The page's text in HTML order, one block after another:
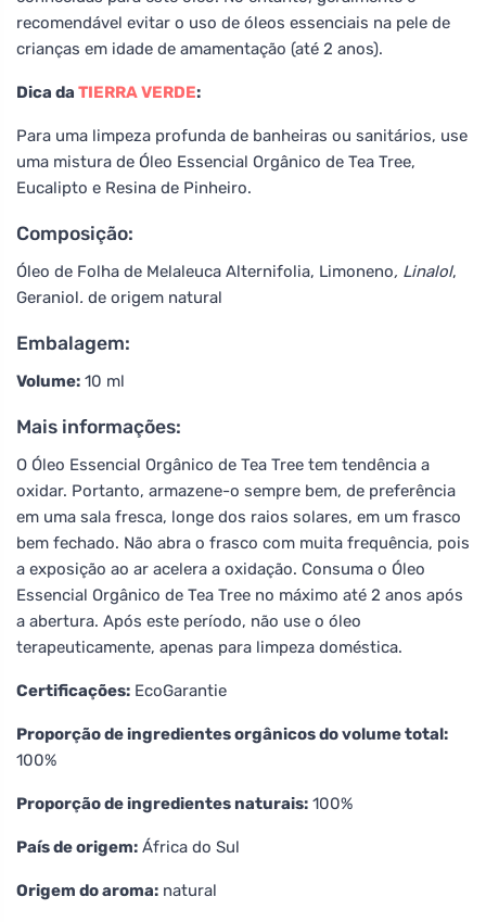
recomendável evitar o uso de óleos essenciais na pele de
crianças em idade de amamentação (até 2 anos).
Dica da TIERRA VERDE:
Para uma limpeza profunda de banheiras ou sanitários, use
uma mistura de Óleo Essencial Orgânico de Tea Tree,
Eucalipto e Resina de Pinheiro.
Composição:
Óleo de Folha de Melaleuca Alternifolia, Limoneno, Linalol,
Geraniol. de origem natural
Embalagem:
Volume: 10 ml
Mais informações:
O Óleo Essencial Orgânico de Tea Tree tem tendência a
oxidar. Portanto, armazene-o sempre bem, de preferência
em uma sala fresca, longe dos raios solares, em um frasco
bem fechado. Não abra o frasco com muita frequência, pois
a exposição ao ar acelera a oxidação. Consuma o Óleo
Essencial Orgânico de Tea Tree no máximo até 2 anos após
a abertura. Após este período, não use o óleo
terapeuticamente, apenas para limpeza doméstica.
Certificações: EcoGarantie
Proporção de ingredientes orgânicos do volume total:
100%
Proporção de ingredientes naturais: 100%
País de origem: África do Sul
Origem do aroma: natural